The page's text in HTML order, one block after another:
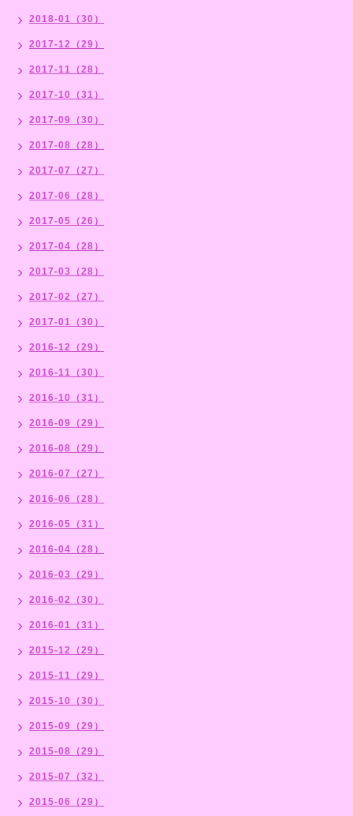
2018-01（30）
2017-12（29）
2017-11（28）
2017-10（31）
2017-09（30）
2017-08（28）
2017-07（27）
2017-06（28）
2017-05（26）
2017-04（28）
2017-03（28）
2017-02（27）
2017-01（30）
2016-12（29）
2016-11（30）
2016-10（31）
2016-09（29）
2016-08（29）
2016-07（27）
2016-06（28）
2016-05（31）
2016-04（28）
2016-03（29）
2016-02（30）
2016-01（31）
2015-12（29）
2015-11（29）
2015-10（30）
2015-09（29）
2015-08（29）
2015-07（32）
2015-06（29）